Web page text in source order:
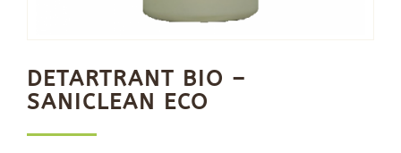
DETARTRANT BIO –
SANICLEAN ECO